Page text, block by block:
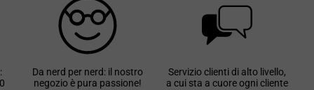
Da nerd per nerd: il nostro
negozio è pura passione!
Servizio clienti di alto livello,
a cui sta a cuore ogni cliente